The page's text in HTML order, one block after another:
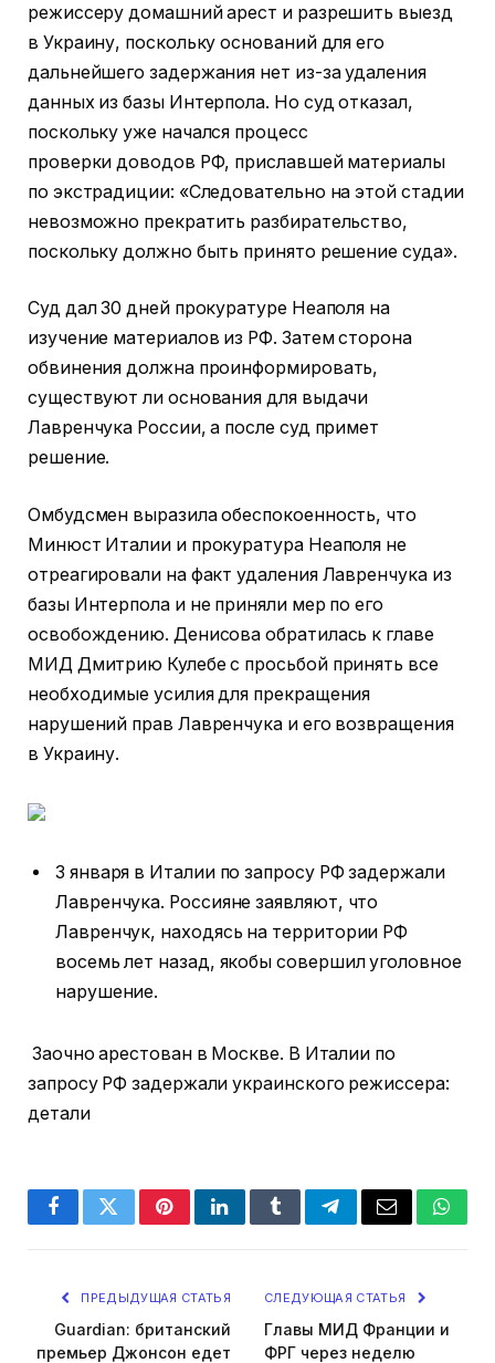
режиссеру домашний арест и разрешить выезд
в Украину, поскольку оснований для его
дальнейшего задержания нет из-за удаления
данных из базы Интерпола. Но суд отказал,
поскольку уже начался процесс
проверки доводов РФ, приславшей материалы
по экстрадиции: «Следовательно на этой стадии
невозможно прекратить разбирательство,
поскольку должно быть принято решение суда».
Суд дал 30 дней прокуратуре Неаполя на
изучение материалов из РФ. Затем сторона
обвинения должна проинформировать,
существуют ли основания для выдачи
Лавренчука России, а после суд примет
решение.
Омбудсмен выразила обеспокоенность, что
Минюст Италии и прокуратура Неаполя не
отреагировали на факт удаления Лавренчука из
базы Интерпола и не приняли мер по его
освобождению. Денисова обратилась к главе
МИД Дмитрию Кулебе с просьбой принять все
необходимые усилия для прекращения
нарушений прав Лавренчука и его возвращения
в Украину.
3 января в Италии по запросу РФ задержали
Лавренчука. Россияне заявляют, что
Лавренчук, находясь на территории РФ
восемь лет назад, якобы совершил уголовное
нарушение.
Заочно арестован в Москве. В Италии по
запросу РФ задержали украинского режиссера:
детали
FacebookTwitterPinterestLinkedInTumblrTelegramEmail
ПРЕДЫДУЩАЯ СТАТЬЯ
Guardian: британский
премьер Джонсон едет
СЛЕДУЮЩАЯ СТАТЬЯ
Главы МИД Франции и
ФРГ через неделю